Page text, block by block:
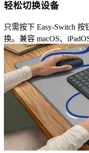
轻松切换设备
只需按下 Easy-Switch
换。兼容 macOS、